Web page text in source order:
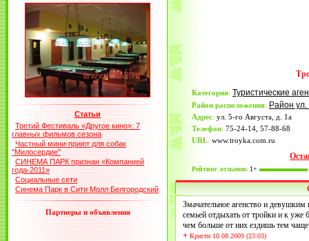
Статьи
Третий Фестиваль «Другое кино»: 7
главных фильмов сезона
Частный мини-приют для собак
"Милосердие"
СИНЕМА ПАРК признан «Компанией
года-2011»
Социальные сети
Синема Парк в Сити Молл Белгородский
Партнеры и объявления
Категория: Туристические
Район расположения: Район
Адрес: ул. 5-го Августа, д. 1а
Телефон: 75-24-14, 57-88-68
URL: www.troyka.com.ru
Рейтинг отзывов: 1+
Змачательное агенство и
семьей отдыхать от тройки и к
чем больше от них ездишь тем
+ Кристи 10.08.2009 (23:03)